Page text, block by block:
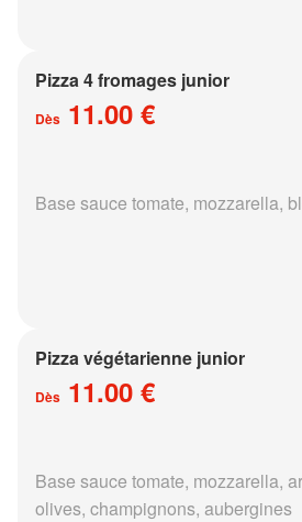
Pizza 4 fromages junior
Dès 11.00 €
Base sauce tomate, mozzarella,
Pizza végétarienne junior
Dès 11.00 €
Base sauce tomate, mozzarella,
olives, champignons, aubergines